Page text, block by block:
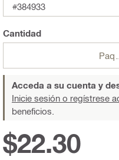
#384933
Cantidad
Acceda a su cuenta y
Inicie sesión o regístrese
beneficios.
$22.30